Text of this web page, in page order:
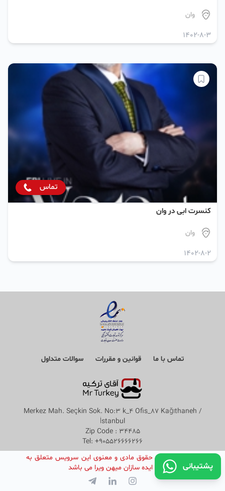
پشتیبانی
وان
1402-8-3
تماس
کنسرت ابی در وان
وان
1402-8-2
تماس با ما قوانین و مقررات سوالات متداول
Merkez Mah. Seçkin Sok. No:3 k_4 Ofis_87 Kağıthaneh /
İstanbul
Zip Code : 34485
Tel: +905526666266
کپی رایت تمامی حقوق مادی و معنوی این سرویس متعلق به
شرکت دانش بنیان ایده سازان میهن ویرا می باشد